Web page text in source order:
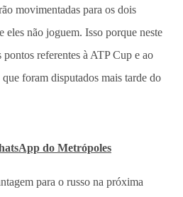
movimentadas para os dois
eles não joguem. Isso porque neste
referentes à ATP Cup e ao
foram disputados mais tarde do
do Metrópoles
para o russo na próxima